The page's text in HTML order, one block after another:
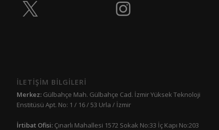
İLETİŞİM BİLGİLERİ
Merkez:Gülbahçe Mah. Gülbahçe Cad. İzmir Yüksek Teknoloji
Enstitüsü Apt. No: 1 / 16 / 53 Urla / İzmir
İrtibat Ofisi: Çınarlı Mahallesi 1572 Sokak No:33 İç Kapı No:203